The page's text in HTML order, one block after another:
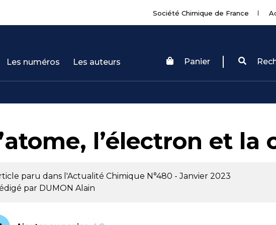
Société Chimique de France
Les numéros Les auteurs Panier
l’électron et la
paru dans l'Actualité Chimique N°480 - Janvier 2023
par DUMON Alain